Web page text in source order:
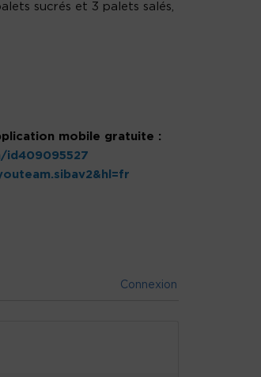
sucrés et 3 palets salés,
mobile gratuite :
id409095527
Connexion